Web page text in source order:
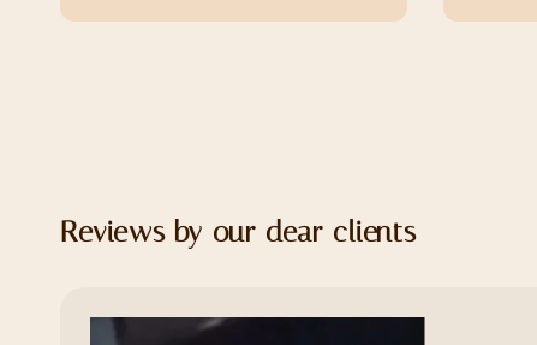
Reviews by our dear clients